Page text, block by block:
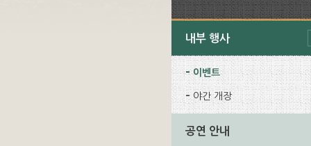
내부 행사
이벤트
야간 개장
공연 안내